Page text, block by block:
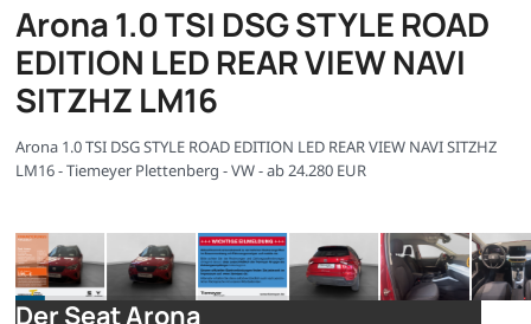
Arona 1.0 TSI DSG STYLE ROAD
EDITION LED REAR VIEW NAVI
SITZHZ LM16
Arona 1.0 TSI DSG STYLE ROAD EDITION LED REAR VIEW NAVI SITZHZ
LM16 - Tiemeyer Plettenberg - VW - ab 24.280 EUR
Der Seat Arona